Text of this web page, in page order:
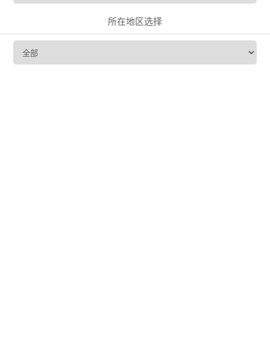
所在地区选择